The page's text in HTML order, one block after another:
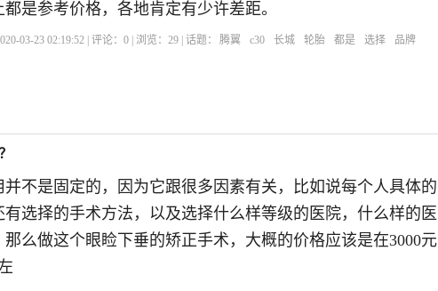
都是参考价格，各地肯定有少许差距。
03-23 02:19:52 | 评论：0 | 浏览：29 | 话题： 腾翼 c30 长城 轮胎 都是 选择 品牌
并不是固定的，因为它跟很多因素有关，比如说每个人具体的
有选择的手术方法，以及选择什么样等级的医院，什么样的医
那么做这个眼睑下垂的矫正手术，大概的价格应该是在3000元